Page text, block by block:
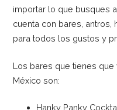
importar lo que busques
cuenta con bares,
para todos los gustos y
Los bares que tienes
México son:
Hanky Panky